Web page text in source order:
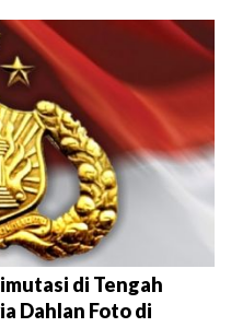
di Tengah
Dahlan Foto di